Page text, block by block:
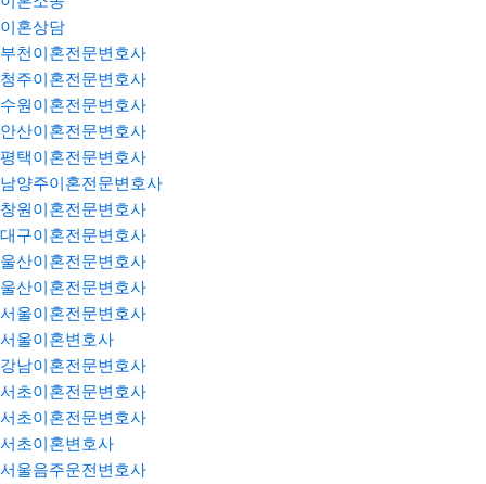
이혼상담
부천이혼전문변호사
청주이혼전문변호사
수원이혼전문변호사
안산이혼전문변호사
평택이혼전문변호사
남양주이혼전문변호사
창원이혼전문변호사
대구이혼전문변호사
울산이혼전문변호사
울산이혼전문변호사
서울이혼전문변호사
서울이혼변호사
강남이혼전문변호사
서초이혼전문변호사
서초이혼전문변호사
서초이혼변호사
서울음주운전변호사